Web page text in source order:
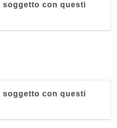
soggetto con questi
soggetto con questi